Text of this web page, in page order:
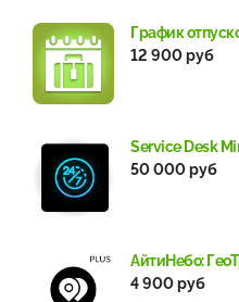
График
12 900 руб
Service Desk
50 000 руб
АйтиНебо:
4 900 руб